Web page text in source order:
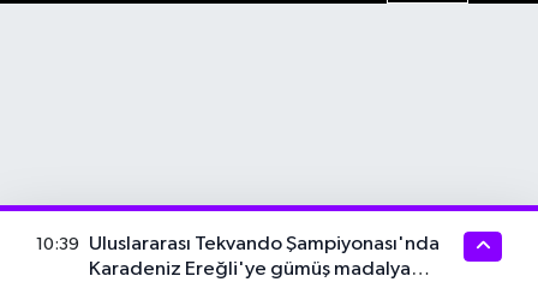
10:39
Uluslararası Tekvando Şampiyonası'nda
Karadeniz Ereğli'ye gümüş madalya